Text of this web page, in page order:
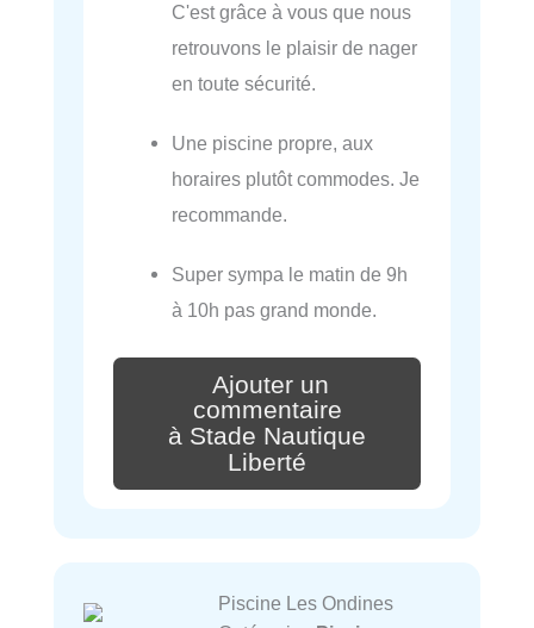
C'est grâce à vous que nous
retrouvons le plaisir de nager
en toute sécurité.
Une piscine propre, aux
horaires plutôt commodes. Je
recommande.
Super sympa le matin de 9h
à 10h pas grand monde.
Ajouter un
commentaire
à Stade Nautique
Liberté
Piscine Les Ondines